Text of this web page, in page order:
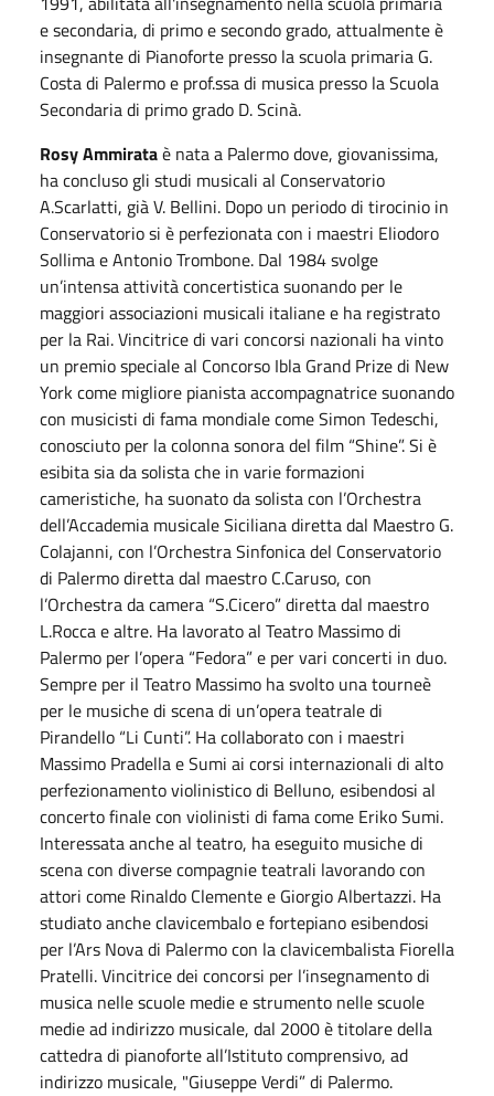
e secondaria, di primo e secondo grado, attualmente è
insegnante di Pianoforte presso la scuola primaria G.
Costa di Palermo e prof.ssa di musica presso la Scuola
Secondaria di primo grado D. Scinà.
Rosy Ammirataè nata a Palermo dove, giovanissima,
ha concluso gli studi musicali al Conservatorio
A.Scarlatti, già V. Bellini. Dopo un periodo di tirocinio in
Conservatorio si è perfezionata con i maestri Eliodoro
Sollima e Antonio Trombone. Dal 1984 svolge
un’intensa attività concertistica suonando per le
maggiori associazioni musicali italiane e ha registrato
per la Rai. Vincitrice di vari concorsi nazionali ha vinto
un premio speciale al Concorso Ibla Grand Prize di New
York come migliore pianista accompagnatrice suonando
con musicisti di fama mondiale come Simon Tedeschi,
conosciuto per la colonna sonora del film “Shine”. Si è
esibita sia da solista che in varie formazioni
cameristiche, ha suonato da solista con l’Orchestra
dell’Accademia musicale Siciliana diretta dal Maestro G.
Colajanni, con l’Orchestra Sinfonica del Conservatorio
di Palermo diretta dal maestro C.Caruso, con
l’Orchestra da camera “S.Cicero” diretta dal maestro
L.Rocca e altre. Ha lavorato al Teatro Massimo di
Palermo per l’opera “Fedora” e per vari concerti in duo.
Sempre per il Teatro Massimo ha svolto una tourneè
per le musiche di scena di un’opera teatrale di
Pirandello “Li Cunti”. Ha collaborato con i maestri
Massimo Pradella e Sumi ai corsi internazionali di alto
perfezionamento violinistico di Belluno, esibendosi al
concerto finale con violinisti di fama come Eriko Sumi.
Interessata anche al teatro, ha eseguito musiche di
scena con diverse compagnie teatrali lavorando con
attori come Rinaldo Clemente e Giorgio Albertazzi. Ha
studiato anche clavicembalo e fortepiano esibendosi
per l’Ars Nova di Palermo con la clavicembalista Fiorella
Pratelli. Vincitrice dei concorsi per l’insegnamento di
musica nelle scuole medie e strumento nelle scuole
medie ad indirizzo musicale, dal 2000 è titolare della
cattedra di pianoforte all’Istituto comprensivo, ad
indirizzo musicale, "Giuseppe Verdi” di Palermo.